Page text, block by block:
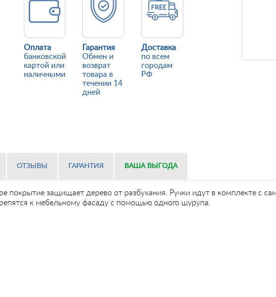
Оплата
банковской
картой или
наличными
Гарантия
Обмен и
возврат
товара в
течении 14
дней
Доставка
по всем
городам
РФ
ОТЗЫВЫ ГАРАНТИЯ ВАША ВЫГОДА
покрытие защищает дерево от разбухания. Ручки идут в комплекте с
к мебельному фасаду с помощью одного шурупа.